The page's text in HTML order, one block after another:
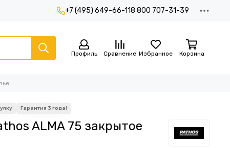
+7 (495) 649-66-118 800 707-31-39
Профиль Сравнение Избранное Корзина
ALMA 75 закрытое